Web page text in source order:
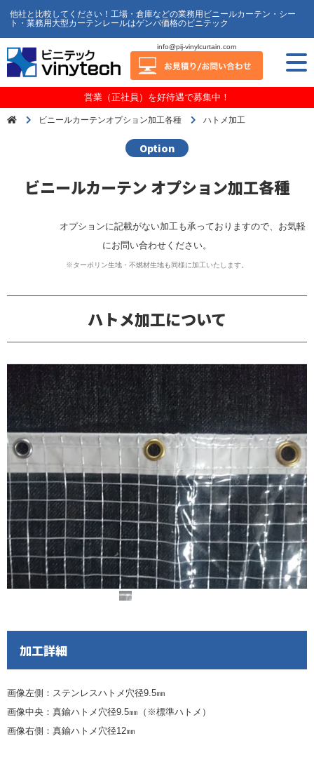
他社と比較してください！工場・倉庫などの業務用ビニールカーテン・シー
ト・業務用大型カーテンレールはゲンバ価格のビニテック
info@pij-vinylcurtain.com
営業（正社員）を好待遇で募集中！
ビニールカーテンオプション加工各種 ハトメ加工
Option
ビニールカーテン オプション加工各種
オプションに記載がない加工も承っておりますので、お気軽
にお問い合わせください。
※ターポリン生地・不燃材生地も同様に加工いたします。
ハトメ加工について
加工詳細
画像左側：ステンレスハトメ穴径9.5㎜
画像中央：真鍮ハトメ穴径9.5㎜（※標準ハトメ）
画像右側：真鍮ハトメ穴径12㎜